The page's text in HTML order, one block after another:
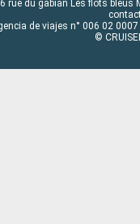
rue du gabian Les flots bleus
de viajes n° 006 02
©